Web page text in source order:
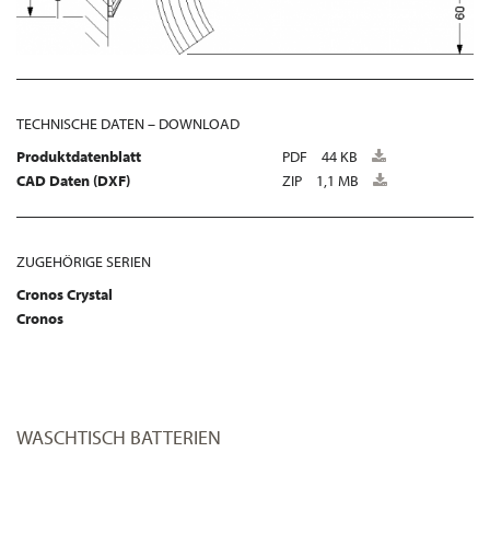
TECHNISCHE DATEN – DOWNLOAD
Produktdatenblatt
PDF
44 KB
CAD Daten (DXF)
ZIP 1,1 MB
ZUGEHÖRIGE SERIEN
Cronos Crystal
Cronos
WASCHTISCH BATTERIEN